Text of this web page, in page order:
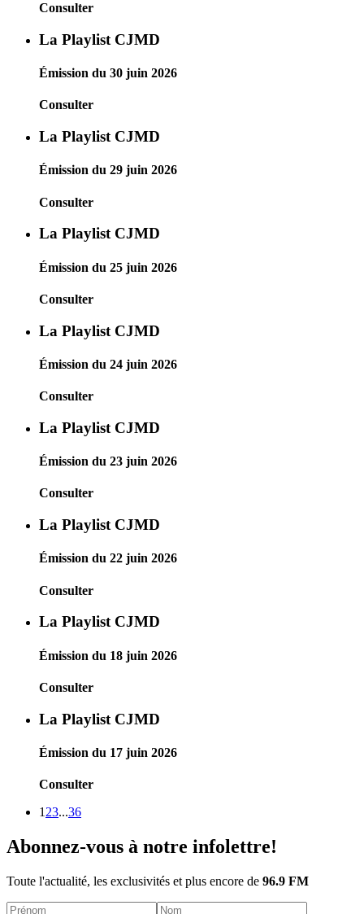
Consulter
La Playlist CJMD
Émission du 30 juin 2026
Consulter
La Playlist CJMD
Émission du 29 juin 2026
Consulter
La Playlist CJMD
Émission du 25 juin 2026
Consulter
La Playlist CJMD
Émission du 24 juin 2026
Consulter
La Playlist CJMD
Émission du 23 juin 2026
Consulter
La Playlist CJMD
Émission du 22 juin 2026
Consulter
La Playlist CJMD
Émission du 18 juin 2026
Consulter
La Playlist CJMD
Émission du 17 juin 2026
Consulter
1 23...36
Abonnez-vous à notre infolettre!
Toute l'actualité, les exclusivités et plus encore de 96.9 FM